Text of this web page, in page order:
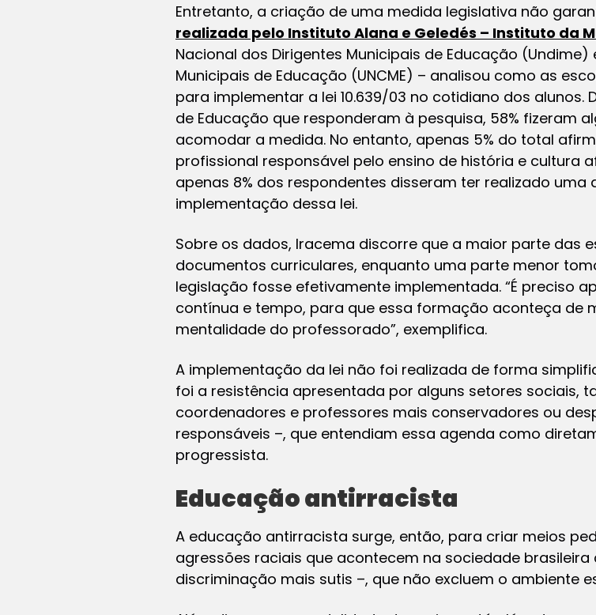
Entretanto, a criação de uma medida legislativa não
realizada pelo Instituto Alana e Geledés – Instituto da
Nacional dos Dirigentes Municipais de Educação
Municipais de Educação (UNCME) – analisou como as
para implementar a lei 10.639/03 no cotidiano dos alunos.
de Educação que responderam à pesquisa, 58% fizeram
acomodar a medida. No entanto, apenas 5% do total
profissional responsável pelo ensino de história e cultura
apenas 8% dos respondentes disseram ter realizado
implementação dessa lei.
Sobre os dados, Iracema discorre que a maior parte das
documentos curriculares, enquanto uma parte menor
legislação fosse efetivamente implementada. “É preciso
contínua e tempo, para que essa formação aconteça de
mentalidade do professorado”, exemplifica.
A implementação da lei não foi realizada de forma
foi a resistência apresentada por alguns setores sociais,
coordenadores e professores mais conservadores ou
responsáveis –, que entendiam essa agenda como
progressista.
Educação antirracista
A educação antirracista surge, então, para criar meios
agressões raciais que acontecem na sociedade
discriminação mais sutis –, que não excluem o ambiente